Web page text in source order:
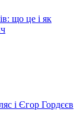
що це і як
і Єгор Гордєєв